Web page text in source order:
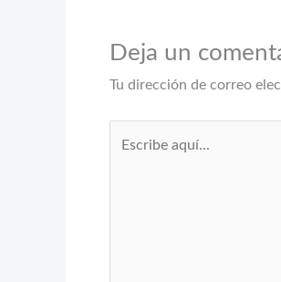
Deja un
Tu dirección de correo